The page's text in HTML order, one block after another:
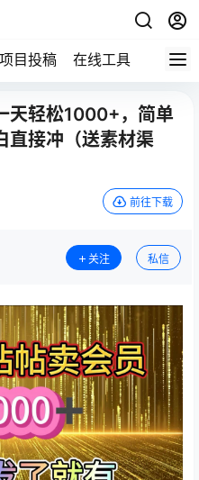
项目投稿 在线工具 地址发
天轻松1000+，简单
直接冲（送素材渠
前往下载
关注 私信